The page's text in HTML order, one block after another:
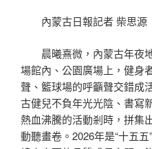
內蒙古日報記者 柴思源
晨曦熹微，內蒙古年夜
場館內、公園廣場上，健身
聲、籃球場的呼籲聲交錯成
古健兒不負年光光陰、書寫
熱血沸騰的活動剎時，拼集
動聽畫卷。2026年是“十五